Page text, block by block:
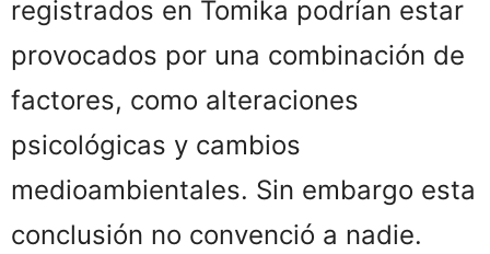
registrados en Tomika podrían estar
provocados por una combinación de
factores, como alteraciones
psicológicas y cambios
medioambientales. Sin embargo esta
conclusión no convenció a nadie.